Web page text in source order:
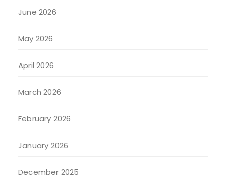
June 2026
May 2026
April 2026
March 2026
February 2026
January 2026
December 2025